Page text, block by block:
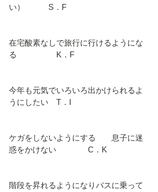
い）　　　S．F
在宅酸素なしで旅行に行けるようにな
る　　　　　K．F
今年も元気でいろいろ出かけられるよ
うにしたい　T．I
ケガをしないようにする　　息子に迷
惑をかけない　　　　C．K
階段を昇れるようになりバスに乗って